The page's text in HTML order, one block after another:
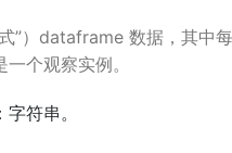
”）dataframe 数据，其中
个观察实例。
：字符串。